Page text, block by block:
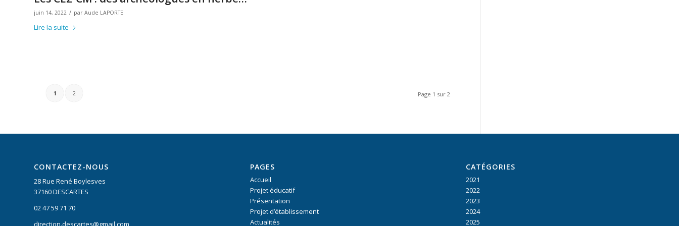
juin 14, 2022 / par Aude LAPORTE
Lire la suite
Page 1 sur 2
1 2
CONTACTEZ-NOUS
28 Rue René Boylesves
37160 DESCARTES
02 47 59 71 70
direction.descartes@gmail.com
PAGES
Accueil
Projet éducatif
Présentation
Projet d’établissement
Actualités
CATÉGORIES
2021
2022
2023
2024
2025